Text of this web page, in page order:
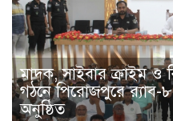
মাদক, সাইবার ক্রাইম ও
গঠনে পিরোজপুরে র‍্যাব-
অনুষ্ঠিত